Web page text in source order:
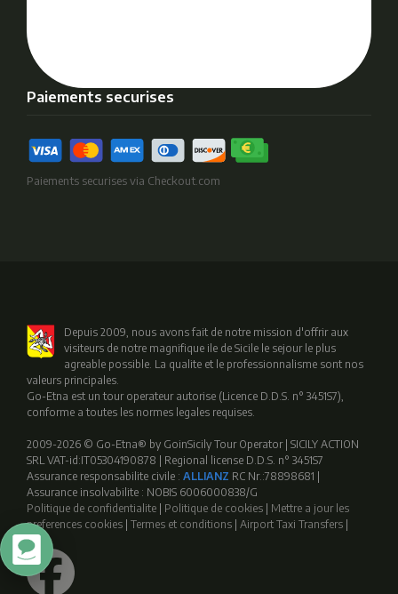
Paiements securises
Paiements securises via Checkout.com
Depuis 2009, nous avons fait de notre mission d'offrir aux
visiteurs de notre magnifique ile de Sicile le sejour le plus
agreable possible. La qualite et le professionnalisme sont nos
valeurs principales.
Go-Etna est un tour operateur autorise (Licence D.D.S. n° 3451S7),
conforme a toutes les normes legales requises.
2009-2026 © Go-Etna® by GoinSicily Tour Operator | SICILY ACTION
SRL VAT-id:IT05304190878 | Regional license D.D.S. n° 3451S7
Assurance responsabilite civile : ALLIANZ RC Nr.:78898681 |
Assurance insolvabilite : NOBIS 6006000838/G
Politique de confidentialite
Politique de cookies
Mettre a jour les
preferences cookies Termes et conditions Airport Taxi Transfers